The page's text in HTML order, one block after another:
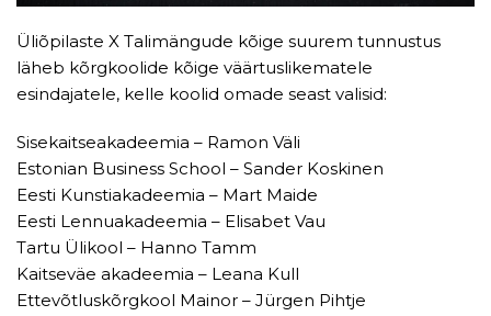
Üliõpilaste X Talimängude kõige suurem tunnustus
läheb kõrgkoolide kõige väärtuslikematele
esindajatele, kelle koolid omade seast valisid:
Sisekaitseakadeemia – Ramon Väli
Estonian Business School – Sander Koskinen
Eesti Kunstiakadeemia – Mart Maide
Eesti Lennuakadeemia – Elisabet Vau
Tartu Ülikool – Hanno Tamm
Kaitseväe akadeemia – Leana Kull
Ettevõtluskõrgkool Mainor – Jürgen Pihtje